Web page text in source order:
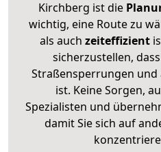
Kirchberg ist die
wichtig, eine Route zu
als auch zeiteffizient
sicherzustellen,
Straßensperrungen
ist. Keine Sorgen,
Spezialisten und
damit Sie sich auf